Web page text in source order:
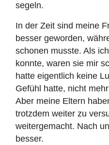
segeln.
In der Zeit sind meine
besser geworden,
schonen musste. Als
konnte, waren sie mir
hatte eigentlich keine
Gefühl hatte, nicht
Aber meine Eltern
trotzdem weiter zu
weitergemacht. Nach
besser.